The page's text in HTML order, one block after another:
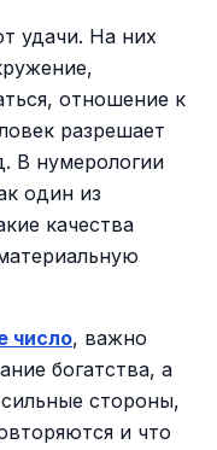
удачи. На них
отношение к
разрешает
В нумерологии
один из
качества
число, важно
богатства, а
стороны,
и что